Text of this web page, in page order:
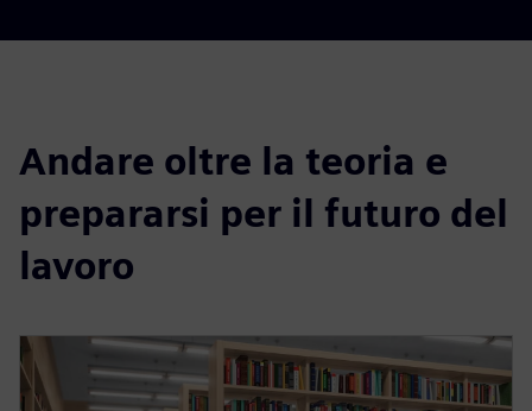
Andare oltre la teoria e
prepararsi per il futuro del
lavoro